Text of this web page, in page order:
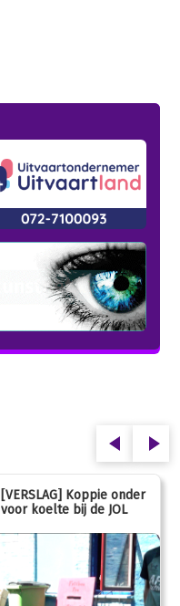
[VERSLAG] Koppie onder
voor koelte bij de JOL